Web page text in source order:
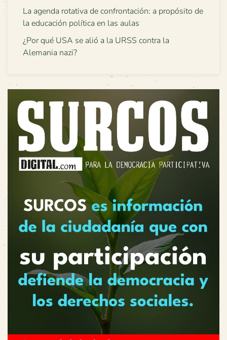
La agenda rotativa de confrontación: a propósito de
la educación política en las aulas
¿Por qué USA se alió a la URSS contra la
Alemania nazi?